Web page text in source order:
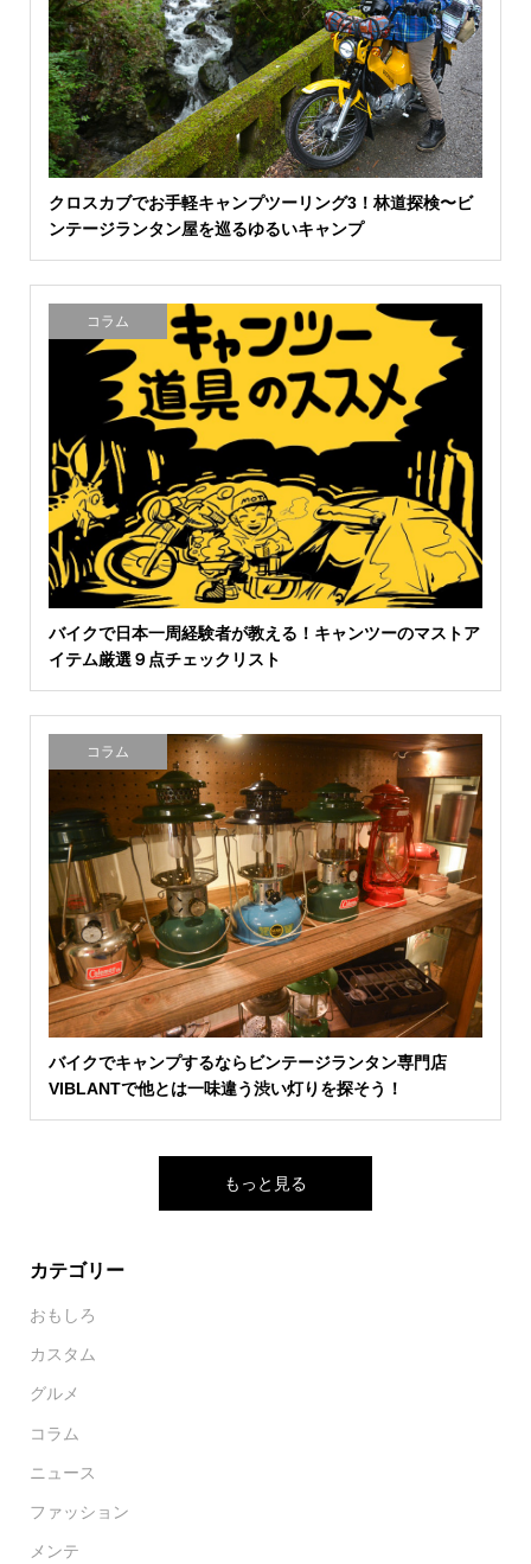
クロスカブでお手軽キャンプツーリング3！林道探検〜ビ
ンテージランタン屋を巡るゆるいキャンプ
コラム
バイクで日本一周経験者が教える！キャンツーのマストア
イテム厳選９点チェックリスト
コラム
バイクでキャンプするならビンテージランタン専門店
VIBLANTで他とは一味違う渋い灯りを探そう！
もっと見る
カテゴリー
おもしろ
カスタム
グルメ
コラム
ニュース
ファッション
メンテ